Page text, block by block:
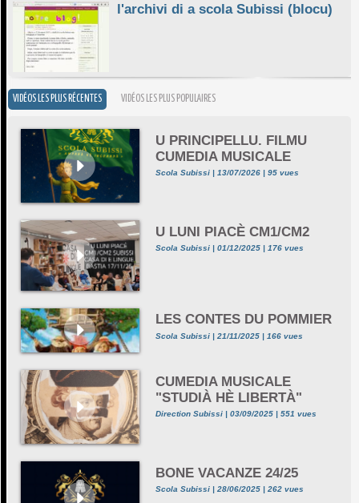
l'archivi di a scola Subissi (blocu)
VIDÉOS LES PLUS RÉCENTES VIDÉOS LES PLUS POPULAIRES
U PRINCIPELLU. FILMU
CUMEDIA MUSICALE
Scola Subissi | 13/07/2026 | 95 vues
U LUNI PIACÈ CM1/CM2
Scola Subissi | 01/12/2025 | 176 vues
LES CONTES DU POMMIER
Scola Subissi | 21/11/2025 | 166 vues
CUMEDIA MUSICALE
"STUDIÀ HÈ LIBERTÀ"
Direction Subissi | 03/09/2025 | 551 vues
BONE VACANZE 24/25
Scola Subissi | 28/06/2025 | 262 vues